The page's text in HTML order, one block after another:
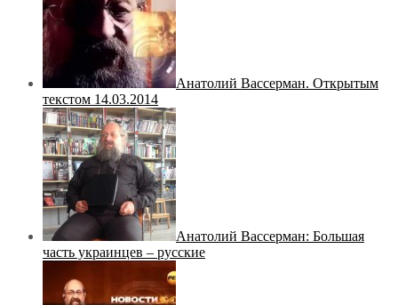
Анатолий Вассерман. Открытым
текстом 14.03.2014
Анатолий Вассерман: Большая
часть украинцев – русские